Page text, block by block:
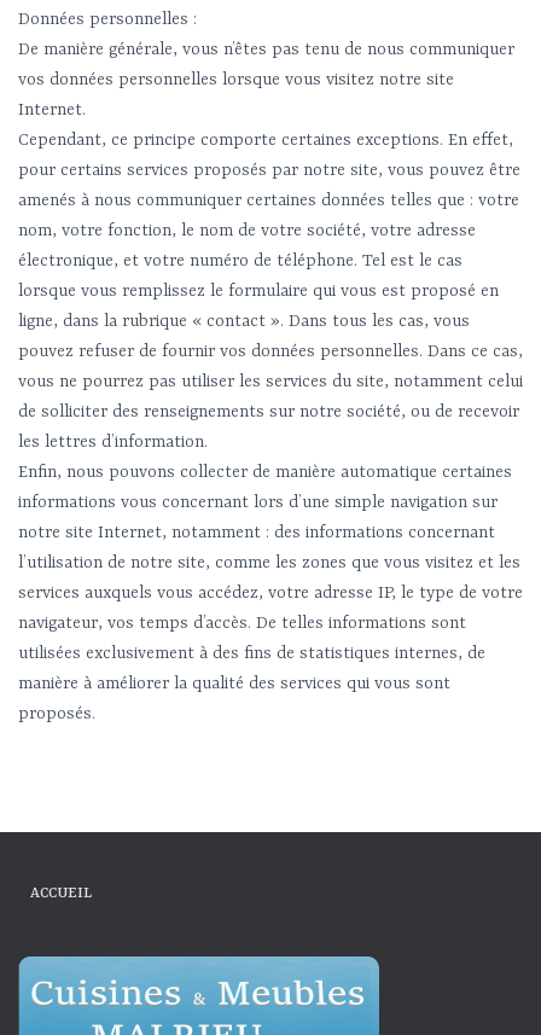
Données personnelles :
De manière générale, vous n’êtes pas tenu de nous communiquer
vos données personnelles lorsque vous visitez notre site
Internet.
Cependant, ce principe comporte certaines exceptions. En effet,
pour certains services proposés par notre site, vous pouvez être
amenés à nous communiquer certaines données telles que : votre
nom, votre fonction, le nom de votre société, votre adresse
électronique, et votre numéro de téléphone. Tel est le cas
lorsque vous remplissez le formulaire qui vous est proposé en
ligne, dans la rubrique « contact ». Dans tous les cas, vous
pouvez refuser de fournir vos données personnelles. Dans ce cas,
vous ne pourrez pas utiliser les services du site, notamment celui
de solliciter des renseignements sur notre société, ou de recevoir
les lettres d’information.
Enfin, nous pouvons collecter de manière automatique certaines
informations vous concernant lors d’une simple navigation sur
notre site Internet, notamment : des informations concernant
l’utilisation de notre site, comme les zones que vous visitez et les
services auxquels vous accédez, votre adresse IP, le type de votre
navigateur, vos temps d’accès. De telles informations sont
utilisées exclusivement à des fins de statistiques internes, de
manière à améliorer la qualité des services qui vous sont
proposés.
ACCUEIL